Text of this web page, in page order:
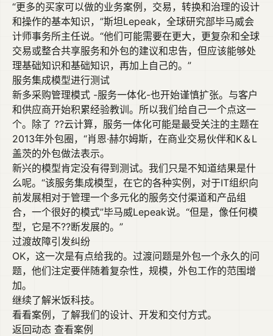
“更多的买家可以做的业务案例，交易，转换和治理的设计
和操作的基本知识，”斯坦Lepeak，全球研究部毕马威会
计师事务所主任说。“他们可能需要在更大，更复杂和全球
交易或整合共享服务和外包的建议和忠告，但应该能够处
理基础知识和基础知识，再加上自己的。”
服务集成模型进行测试
新多采购管理模式 -服务一体化-也开始谨慎扩张。与客户
和供应商开始积累经验教训。所以我们给自己一个点这一
个。除了 ??云计算，服务一体化可能是最受关注的主题在
2013年外包圈，“肖恩·赫尔姆斯，在商业交易伙伴和K＆L
盖茨的外包做法表示。
新兴的模型肯定没有得到测试。我们只是不知道结果是什
么呢。“该服务集成模型，在它的各种实例，对于IT组织向
前发展相对于管理一个多元化的服务交付渠道和产品组
合，一个很好的模式”毕马威Lepeak说。“但是，像任何模
型，它是不??断发展的。”
过渡故障引发纠纷
OK，这一次是有点给我的。过渡问题是外包一个永久的问
题，他们注定要伴随着复杂性，规模，外包工作的范围增
加。
继续了解米饭科技。
看看案例，了解我们的设计、开发和交付方式。
返回动态 查看案例